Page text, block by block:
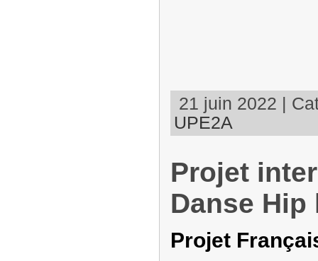
21 juin 2022 |
UPE2A
Projet
Danse
Projet